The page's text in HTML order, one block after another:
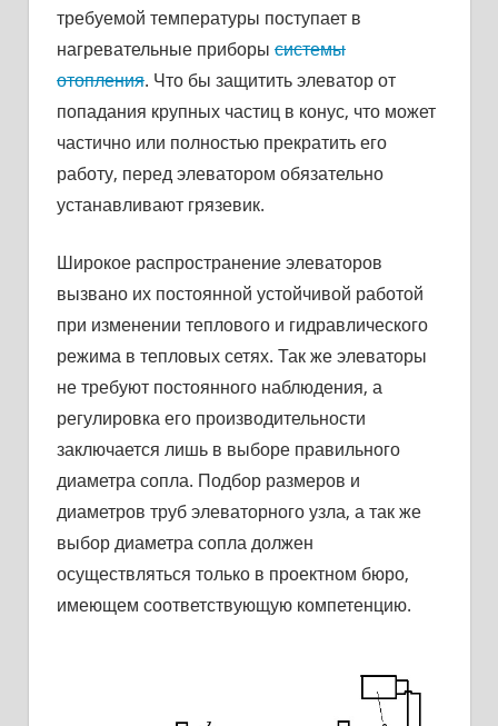
требуемой температуры поступает в
нагревательные приборы системы
отопления. Что бы защитить элеватор от
попадания крупных частиц в конус, что может
частично или полностью прекратить его
работу, перед элеватором обязательно
устанавливают грязевик.
Широкое распространение элеваторов
вызвано их постоянной устойчивой работой
при изменении теплового и гидравлического
режима в тепловых сетях. Так же элеваторы
не требуют постоянного наблюдения, а
регулировка его производительности
заключается лишь в выборе правильного
диаметра сопла. Подбор размеров и
диаметров труб элеваторного узла, а так же
выбор диаметра сопла должен
осуществляться только в проектном бюро,
имеющем соответствующую компетенцию.